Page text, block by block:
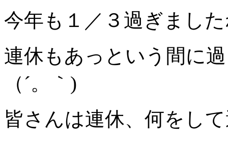
今年も１／３過ぎまし
連休もあっという間に
（´。｀)
皆さんは連休、何をし